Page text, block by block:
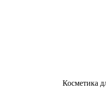
Косметика